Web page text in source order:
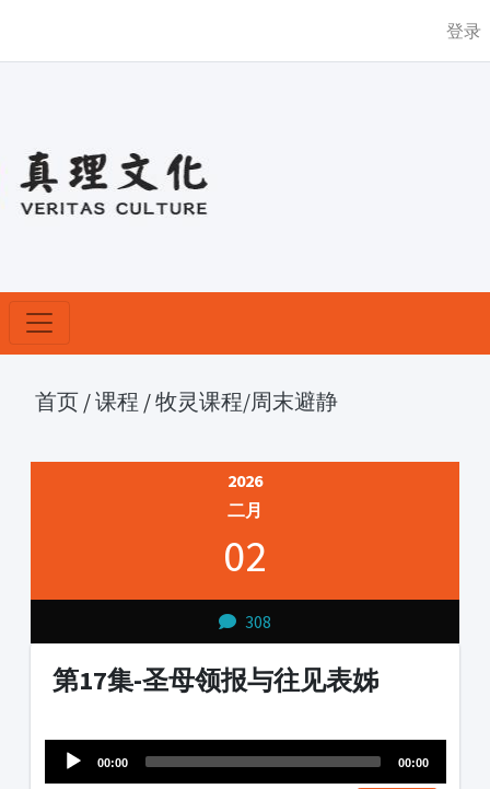
登录
首页 /课程 /牧灵课程/周末避静
2026
二月
02
308
第17集-圣母领报与往见表姊
Player
00:00 00:00